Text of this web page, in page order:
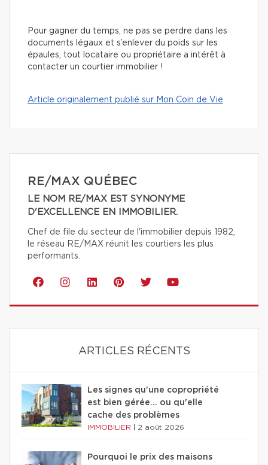
Pour gagner du temps, ne pas se perdre dans les
documents légaux et s’enlever du poids sur les
épaules, tout locataire ou propriétaire a intérêt à
contacter un courtier immobilier !
Article originalement publié sur Mon Coin de Vie
RE/MAX QUÉBEC
LE NOM RE/MAX EST SYNONYME
D'EXCELLENCE EN IMMOBILIER.
Chef de file du secteur de l'immobilier depuis 1982,
le réseau RE/MAX réunit les courtiers les plus
performants.
ARTICLES RÉCENTS
Les signes qu'une copropriété
est bien gérée… ou qu'elle
cache des problèmes
IMMOBILIER 2 août 2026
Pourquoi le prix des maisons